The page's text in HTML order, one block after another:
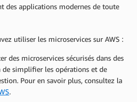
des applications modernes de toute
utiliser les microservices sur AWS :
des microservices sécurisés dans des
de simplifier les opérations et de
Pour en savoir plus, consultez la
.